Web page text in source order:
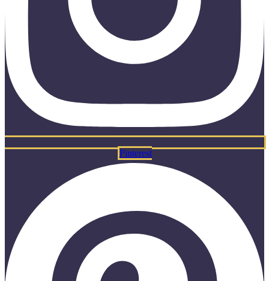
Pinterest